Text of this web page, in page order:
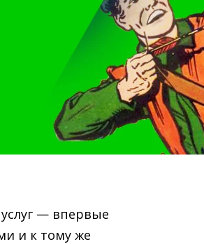
— впервые
и к тому же